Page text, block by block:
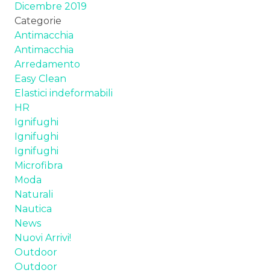
Dicembre 2019
Categorie
Antimacchia
Antimacchia
Arredamento
Easy Clean
Elastici indeformabili
HR
Ignifughi
Ignifughi
Ignifughi
Microfibra
Moda
Naturali
Nautica
News
Nuovi Arrivi!
Outdoor
Outdoor